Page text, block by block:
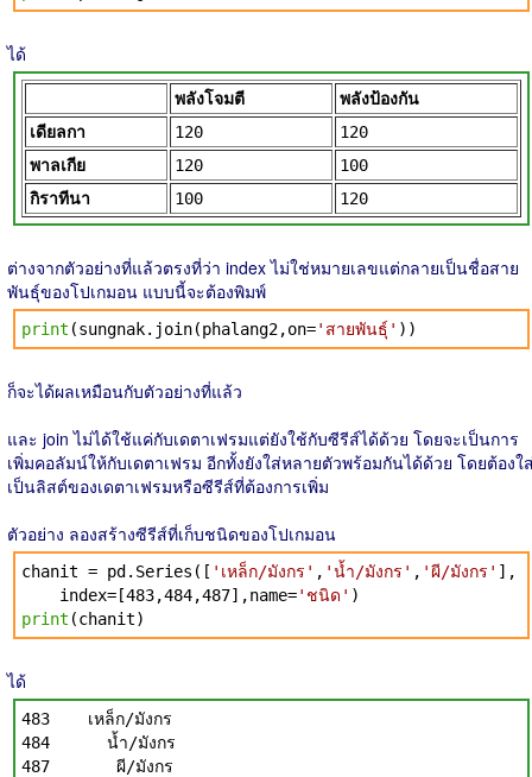
ได้
พลังโจมตี
พลังป้องกัน
เดียลกา
120
120
พาลเกีย
120
100
กิราทีนา
100 120
ต่างจากตัวอย่างที่แล้วตรงที่ว่า index ไม่ใช่หมายเลขแต่กลายเป็นชื่อสาย
พันธุ์ของโปเกมอน แบบนี้จะต้องพิมพ์
print (sungnak.join(phalang2,on='สายพันธุ์' ))
ก็จะได้ผลเหมือนกับตัวอย่างที่แล้ว
และ join ไม่ได้ใช้แค่กับเดตาเฟรมแต่ยังใช้กับซีรีส์ได้ด้วย โดยจะเป็นการ
เพิ่มคอลัมน์ให้กับเดตาเฟรม อีกทั้งยังใส่หลายตัวพร้อมกันได้ด้วย โดยต้องใ
เป็นลิสต์ของเดตาเฟรมหรือซีรีส์ที่ต้องการเพิ่ม
ตัวอย่าง ลองสร้างซีรีส์ที่เก็บชนิดของโปเกมอน
chanit = pd.Series([ 'เหล็ก/มังกร' , 'น้ำ/มังกร' , 'ผี/มังกร' ],
index=[483,484,487],name='ชนิด' )
print (chanit)
ได้
483 เหล็ก/มังกร
484 น้ำ/มังกร
487 ผี/มังกร